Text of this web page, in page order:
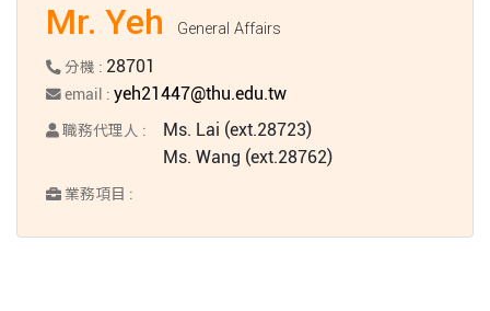
Mr. Yeh General Affairs
分機 : 28701
email :yeh21447@thu.edu.tw
職務代理人 :
Ms. Lai (ext.28723)
Ms. Wang (ext.28762)
業務項目 :